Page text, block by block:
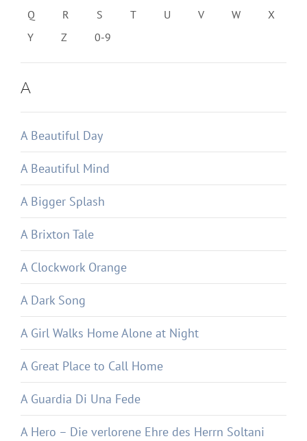
Q
R S T U V W
X
Y
Z 0-9
A
A Beautiful Day
A Beautiful Mind
A Bigger Splash
A Brixton Tale
A Clockwork Orange
A Dark Song
A Girl Walks Home Alone at Night
A Great Place to Call Home
A Guardia Di Una Fede
A Hero – Die verlorene Ehre des Herrn Soltani